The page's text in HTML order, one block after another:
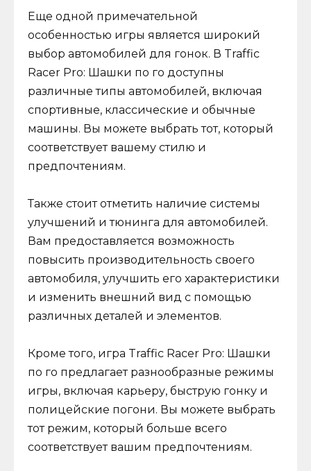
Еще одной примечательной
особенностью игры является широкий
выбор автомобилей для гонок. В Traffic
Racer Pro: Шашки по го доступны
различные типы автомобилей, включая
спортивные, классические и обычные
машины. Вы можете выбрать тот, который
соответствует вашему стилю и
предпочтениям.
Также стоит отметить наличие системы
улучшений и тюнинга для автомобилей.
Вам предоставляется возможность
повысить производительность своего
автомобиля, улучшить его характеристики
и изменить внешний вид с помощью
различных деталей и элементов.
Кроме того, игра Traffic Racer Pro: Шашки
по го предлагает разнообразные режимы
игры, включая карьеру, быструю гонку и
полицейские погони. Вы можете выбрать
тот режим, который больше всего
соответствует вашим предпочтениям.